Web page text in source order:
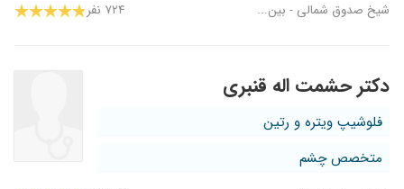
شیخ صدوق شمالی - بین... ۷۲۴ نفر
دکتر حشمت اله قنبری
فلوشیپ ویتره و رتین
متخصص چشم